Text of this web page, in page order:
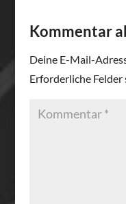
Kommentar
Deine E-Mail-
Erforderliche Felder